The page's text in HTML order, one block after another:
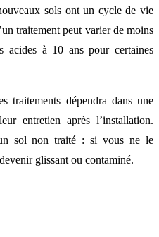
sols ont un cycle de vie
traitement peut varier de moins
acides à 10 ans pour certaines
traitements dépendra dans une
entretien après l’installation.
sol non traité : si vous ne le
glissant ou contaminé.